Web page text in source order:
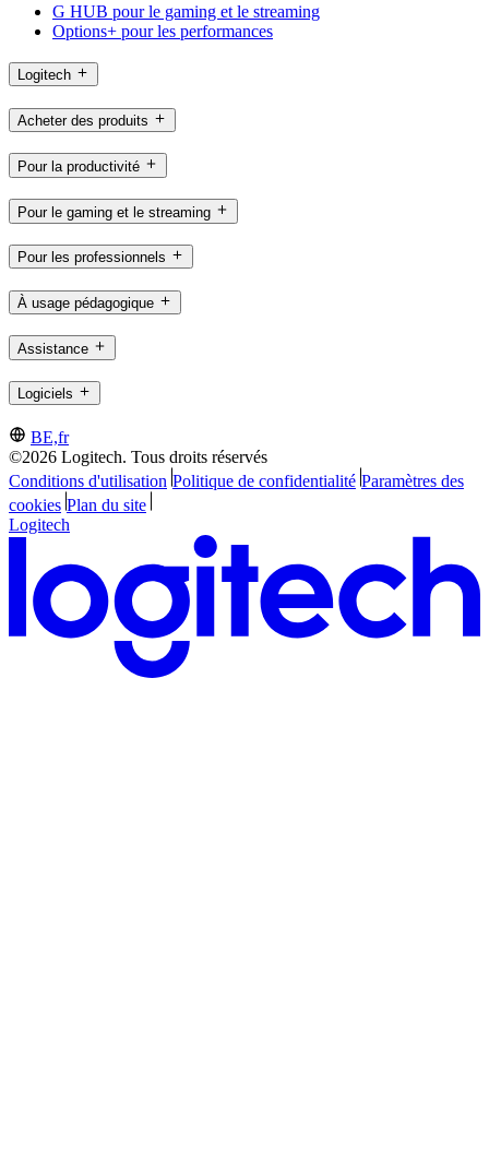
G HUB pour le gaming et le streaming
Options+ pour les performances
Logitech
Acheter des produits
Pour la productivité
Pour le gaming et le streaming
Pour les professionnels
À usage pédagogique
Assistance
Logiciels
BE,fr
©2026 Logitech. Tous droits réservés
Conditions d'utilisation Politique de confidentialité Paramètres des
cookies Plan du site
Logitech